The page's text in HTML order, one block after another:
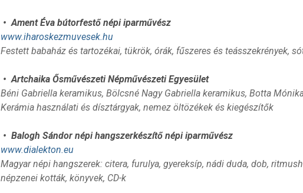
• Ament Éva bútorfestő népi iparművész
www.iharoskezmuvesek.hu
Festett babaház és tartozékai, tükrök, órák, fűszeres és teásszekrények,
• Artchaika Ősművészeti Népművészeti Egyesület
Béni Gabriella keramikus, Bölcsné Nagy Gabriella keramikus, Botta
Kerámia használati és dísztárgyak, nemez öltözékek és kiegészítők
• Balogh Sándor népi hangszerkészítő népi iparművész
www.dialekton.eu
Magyar népi hangszerek: citera, furulya, gyereksíp, nádi duda, dob,
népzenei kották, könyvek, CD-k